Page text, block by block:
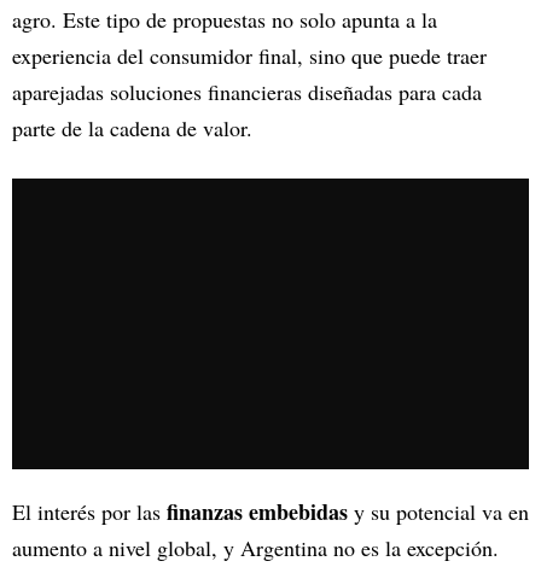
agro. Este tipo de propuestas no solo apunta a la
experiencia del consumidor final, sino que puede traer
aparejadas soluciones financieras diseñadas para cada
parte de la cadena de valor.
El interés por las finanzas embebidas y su potencial va en
aumento a nivel global, y Argentina no es la excepción.